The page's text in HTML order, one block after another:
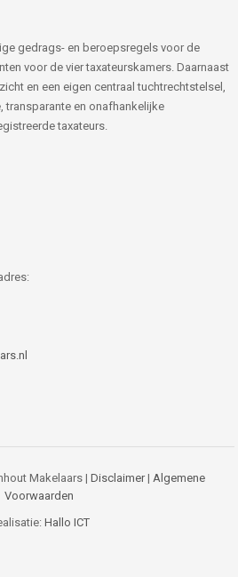
gedrags- en beroepsregels voor de
voor de vier taxateurskamers. Daarnaast
en een eigen centraal tuchtrechtstelsel,
transparante en onafhankelijke
taxateurs.
Makelaars | Disclaimer| Algemene
Voorwaarden
Hallo ICT